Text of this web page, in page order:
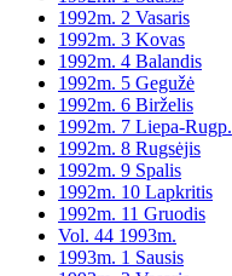
1992m. 2 Vasaris
1992m. 3 Kovas
1992m. 4 Balandis
1992m. 5 Gegužė
1992m. 6 Birželis
1992m. 7 Liepa-Rugp.
1992m. 8 Rugsėjis
1992m. 9 Spalis
1992m. 10 Lapkritis
1992m. 11 Gruodis
Vol. 44 1993m.
1993m. 1 Sausis